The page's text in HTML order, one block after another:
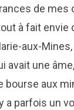
de mes
à fait envie
aux-
avait une
bourse aux
a parfois un